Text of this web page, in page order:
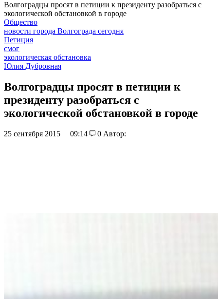
Волгоградцы просят в петиции к президенту разобраться с
экологической обстановкой в городе
Общество
новости города Волгограда сегодня
Петиция
смог
экологическая обстановка
Юлия Дубровная
Волгоградцы просят в петиции к
президенту разобраться с
экологической обстановкой в городе
25 сентября 2015 09:14 0 Автор: